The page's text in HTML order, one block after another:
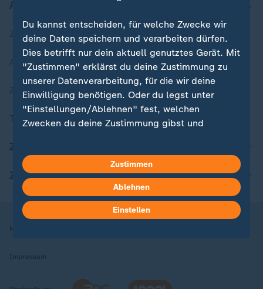
Zuletzt veröffentlicht
Aktuelle Sendungs-Videos
ZDFheute Stories
Themen im Überblick
ZDFheute Apps
Nutzungsbedingungen
Impressum
Du kannst entscheiden, für welche Zwecke wir
deine Daten speichern und verarbeiten dürfen.
Dies betrifft nur dein aktuell genutztes Gerät. Mit
"Zustimmen" erklärst du deine Zustimmung zu
unserer Datenverarbeitung, für die wir deine
Einwilligung benötigen. Oder du legst unter
"Einstellungen/Ablehnen" fest, welchen
Zwecken du deine Zustimmung gibst und
in deinen Einstellungen widerrufen oder ändern.
Hier findest du das Impressum.
Weitere Informationen findest du in unserer
Datenschutzerklärung.
Zustimmen
Ablehnen
Einstellen